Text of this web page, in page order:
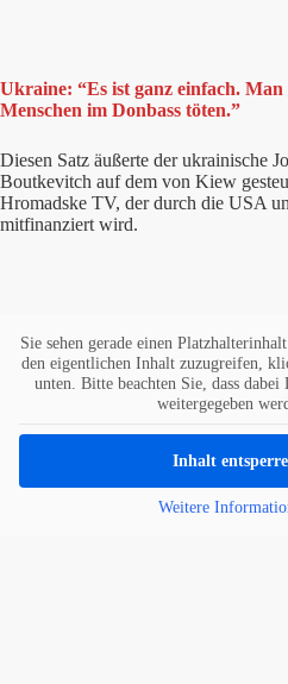
Ukraine: “Es ist ganz einfach. Man
Menschen im Donbass töten.”
Diesen Satz äußerte der ukrainische
Boutkevitch auf dem von Kiew
Hromadske TV, der durch die USA
mitfinanziert wird.
Sie sehen gerade einen
den eigentlichen Inhalt zuzugreifen,
unten. Bitte beachten Sie, dass
weitergegeben
Inhalt
Weitere